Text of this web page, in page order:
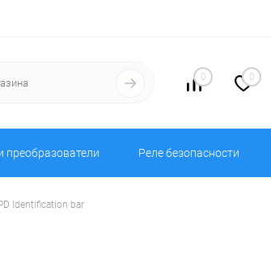
0 0
Реле безопасности
Identification bar